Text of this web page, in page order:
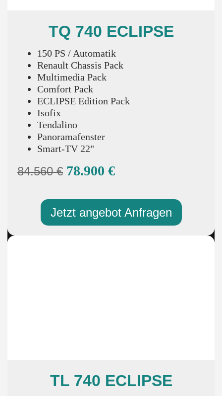
TQ 740 ECLIPSE
150 PS / Automatik
Renault Chassis Pack
Multimedia Pack
Comfort Pack
ECLIPSE Edition Pack
Isofix
Tendalino
Panoramafenster
Smart-TV 22"
84.560 € 78.900 €
Jetzt angebot Anfragen
TL 740 ECLIPSE